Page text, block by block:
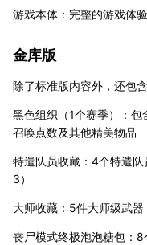
游戏本体：完整的游戏体
金库版
除了标准版内容外，还包含
黑色组织（1个赛季）：
召唤点数及其他精美物品
特遣队员收藏：4个特遣
3）
大师收藏：5件大师级武器
丧尸模式终极泡泡糖包：